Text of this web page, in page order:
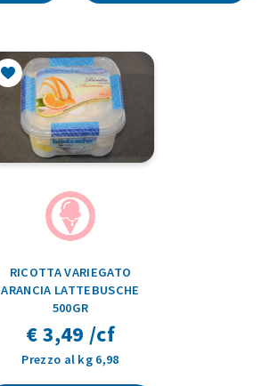
RICOTTA VARIEGATO
ARANCIA LATTEBUSCHE
500GR
€ 3,49 /cf
Prezzo al kg 6,98